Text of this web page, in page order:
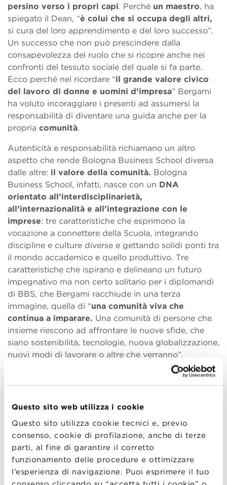
Questo sito web utilizza i cookie
Questo sito utilizza cookie tecnici e, previo
consenso, cookie di profilazione, anche di terze
parti, al fine di garantire il corretto
funzionamento delle procedure e ottimizzare
l’esperienza di navigazione. Puoi esprimere il tuo
persino verso i propri capi. Perché un maestro, ha
spiegato il Dean, “è colui che si occupa degli altri,
si cura del loro apprendimento e del loro successo”.
Un successo che non può prescindere dalla
consapevolezza del ruolo che si ricopre anche nei
confronti del tessuto sociale del quale si fa parte.
Ecco perché nel ricordare “il grande valore civico
del lavoro di donne e uomini d’impresa” Bergami
ha voluto incoraggiare i presenti ad assumersi la
responsabilità di diventare una guida anche per la
propria comunità.
Autenticità e responsabilità richiamano un altro
aspetto che rende Bologna Business School diversa
dalle altre: il valore della comunità. Bologna
Business School, infatti, nasce con un DNA
orientato all’interdisciplinarietà,
all’internazionalità e all’integrazione con le
imprese: tre caratteristiche che esprimono la
vocazione a connettere della Scuola, integrando
discipline e culture diverse e gettando solidi ponti tra
il mondo accademico e quello produttivo. Tre
caratteristiche che ispirano e delineano un futuro
impegnativo ma non certo solitario per i diplomandi
di BBS, che Bergami racchiude in una terza
immagine, quella di “una comunità viva che
continua a imparare. Una comunità di persone che
insieme riescono ad affrontare le nuove sfide, che
siano sostenibilità, tecnologie, nuova globalizzazione,
nuovi modi di lavorare o altre che verranno”.
Comunità, emozione e umanità anche nello speech di
Marco Bizzarri,CEO di fama internazionaleda otto
capace di rompere regole, di pensare fuori dagli
schemi, cosa che ha dimostrato non solo nella sua
carriera straordinaria, ma anche nel modo in cui ha
scelto di affrontare il commencement speech in
occasione della Graduation Masterclass 2022 in
BBS.